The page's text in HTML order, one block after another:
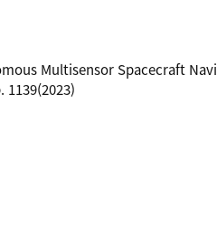
Multisensor Spacecraft